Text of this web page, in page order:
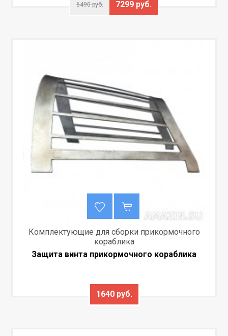
6490 руб. 7299 руб.
Комплектующие для сборки прикормочного
кораблика
Защита винта прикормочного кораблика
1640 руб.